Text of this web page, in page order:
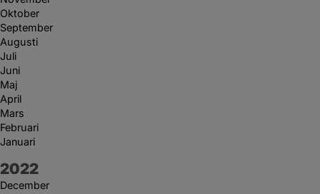
Oktober
September
Augusti
Juli
Juni
Maj
April
Mars
Februari
Januari
År:
2022
December